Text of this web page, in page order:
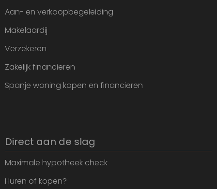
Aan- en verkoopbegeleiding
Makelaardij
Verzekeren
Zakelijk financieren
Spanje woning kopen en financieren
Direct aan de slag
Maximale hypotheek check
Huren of kopen?